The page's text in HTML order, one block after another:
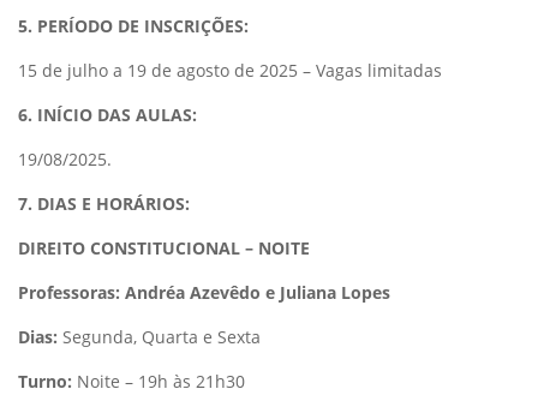
5. PERÍODO DE INSCRIÇÕES:
15 de julho a 19 de agosto de 2025 – Vagas limitadas
6. INÍCIO DAS AULAS:
19/08/2025.
7. DIAS E HORÁRIOS:
DIREITO CONSTITUCIONAL – NOITE
Professoras: Andréa Azevêdo e Juliana Lopes
Dias: Segunda, Quarta e Sexta
Turno: Noite – 19h às 21h30